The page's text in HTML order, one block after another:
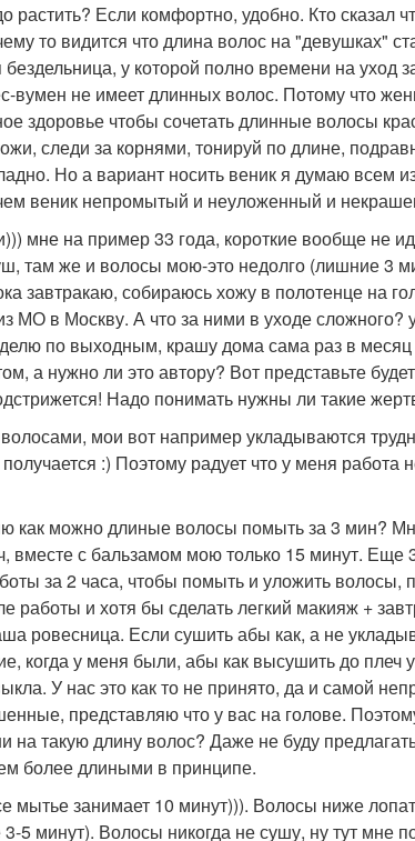
растить? Если комфортно, удобно. Кто сказал
то видится что длина волос на "девушках"
у которой полно времени на уход
вумен не имеет длинных волос. Потому что
здоровье чтобы сочетать длинные волосы
следи за корнями, тонируй по длине,
Но а вариант носить веник я думаю всем
веник непромытый и неуложенный и
мне на пример 33 года, короткие вообще не
там же и волосы мою-это недолго (лишние 3
завтракаю, собираюсь хожу в полотенце на
МО в Москву. А что за ними в уходе
по выходным, крашу дома сама раз в
а нужно ли это автору? Вот представьте
Надо понимать нужны ли такие
мои вот например укладываются
:) Поэтому радует что у меня работа
как можно длиные волосы помыть за 3 мин?
вместе с бальзамом мою только 15 минут.
за 2 часа, чтобы помыть и уложить
работы и хотя бы сделать легкий макияж +
ровесница. Если сушить абы как, а не
когда у меня были, абы как высушить до плеч
У нас это как то не принято, да и самой
представляю что у вас на голове.
на такую длину волос? Даже не буду
более длиными в принципе.
мытье занимает 10 минут))). Волосы ниже
5 минут). Волосы никогда не сушу, ну тут мне